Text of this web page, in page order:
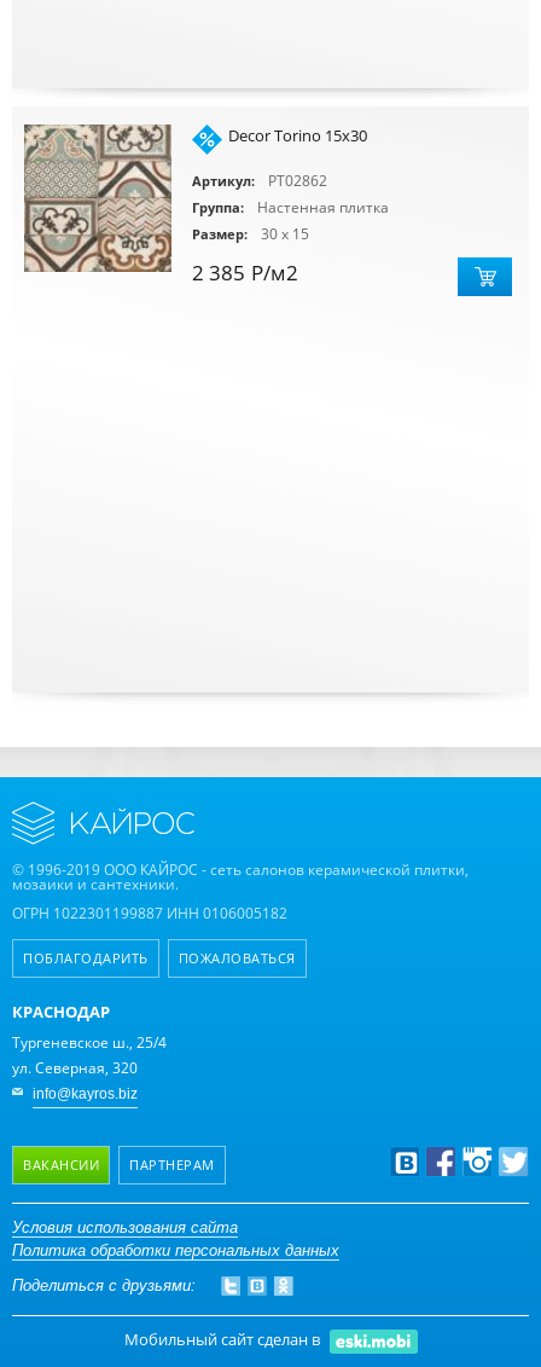
Decor Torino 15x30
Артикул: PT02862
Группа: Настенная плитка
Размер: 30 x 15
2 385 Р/м2
© 1996-2019 ООО КАЙРОС - сеть салонов керамической плитки,
мозаики и сантехники.
ОГРН 1022301199887 ИНН 0106005182
ПОБЛАГОДАРИТЬ ПОЖАЛОВАТЬСЯ
КРАСНОДАР
Тургеневское ш., 25/4
ул. Северная, 320
info@kayros.biz
ВАКАНСИИ ПАРТНЕРАМ
Дизайнерам
Оптовым клиентам
Дилерам
Условия использования сайта
Политика обработки персональных данных
Поделиться с друзьями:
Мобильный сайт сделан в